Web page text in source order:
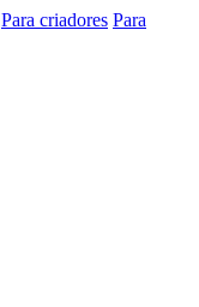
Para criadores Para